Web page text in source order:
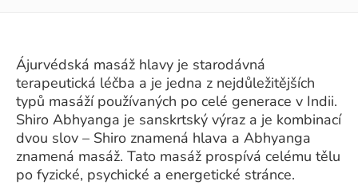
Ájurvédská masáž hlavy je starodávná
terapeutická léčba a je jedna z nejdůležitějších
typů masáží používaných po celé generace v Indii.
Shiro Abhyanga je sanskrtský výraz a je kombinací
dvou slov – Shiro znamená hlava a Abhyanga
znamená masáž. Tato masáž prospívá celému tělu
po fyzické, psychické a energetické stránce.